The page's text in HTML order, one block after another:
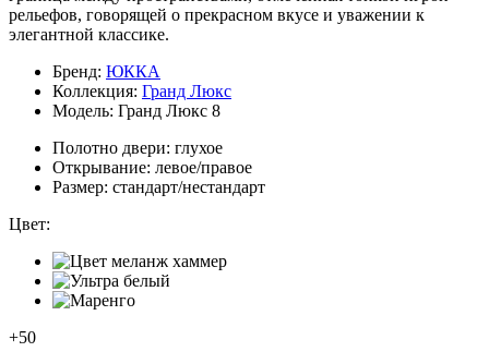
рельефов, говорящей о прекрасном вкусе и уважении к
элегантной классике.
Бренд: ЮККА
Коллекция: Гранд Люкс
Модель: Гранд Люкс 8
Полотно двери: глухое
Открывание: левое/правое
Размер: стандарт/нестандарт
Цвет:
+50